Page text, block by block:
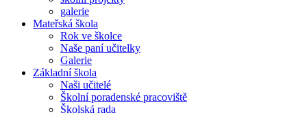
galerie
Mateřská škola
Rok ve školce
Naše paní učitelky
Galerie
Základní škola
Naši učitelé
Školní poradenské pracoviště
Školská rada